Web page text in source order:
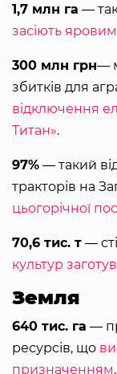
1,7 млн га ―
засіють
300 млн грн―
збитків для
відключення
Титан».
97% ― такий
тракторів на
цьогорічної
70,6 тис. т ―
культур
Земля
640 тис. га ―
ресурсів, що
призначенням.